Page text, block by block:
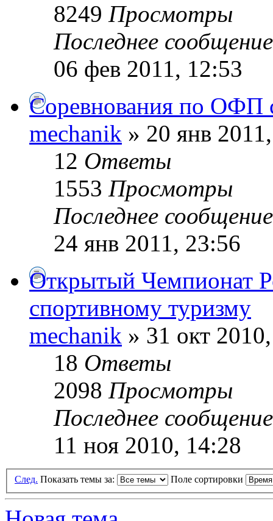
8249 Просмотры
Последнее
06 фев 2011, 12:53
Соревнования по ОФП
mechanik » 20 янв
12 Ответы
1553 Просмотры
Последнее
24 янв 2011, 23:56
Открытый Чемпионат
спортивному туризму
mechanik » 31 окт
18 Ответы
2098 Просмотры
Последнее
11 ноя 2010, 14:28
След. Показать темы за: Поле сортировки